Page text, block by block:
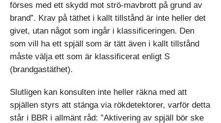
förses med ett skydd mot strö-mavbrott på grund av
brand”. Krav på täthet i kallt tillstånd är inte heller det
givet, utan något som ingår i klassificeringen. Den
som vill ha ett spjäll som är tätt även i kallt tillstånd
måste välja ett som är klassificerat enligt S
(brandgastäthet).
Slutligen kan konsulten inte heller räkna med att
spjällen styrs att stänga via rökdetektorer, varför detta
står i BBR i allmänt råd: ”Aktivering av spjäll bör ske